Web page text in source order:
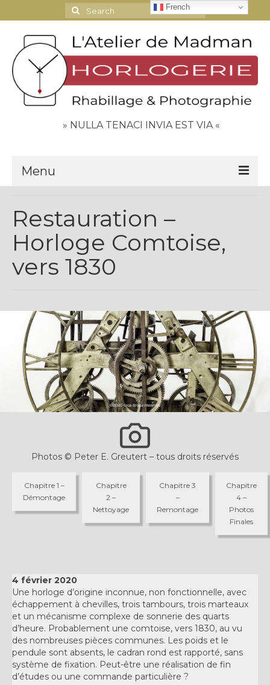
Search
for:
» NULLA TENACI INVIA EST VIA «
Menu
Contact
Espace Clients
Plus…
Marques Suisses du XXe siècle
Grands Horlogers
Abraham-Louis Breguet
Christian Gottfried Hahn
Jean-Antoine Lépine
Dossiers constructeur
Fabricants et poinçons
Exemple de tarifs manufacture
Outillage horloger
Témoignages
A Propos
Restauration –
Horloge Comtoise,
vers 1830
Photos © Peter E. Greutert – tous droits réservés
Chapitre 1 –
Démontage
Chapitre
2 –
Nettoyage
Chapitre 3
–
Remontage
Chapitre
4 –
Photos
Finales
4 février 2020
Une horloge d’origine inconnue, non fonctionnelle, avec
échappement à chevilles, trois tambours, trois marteaux
et un mécanisme complexe de sonnerie des quarts
d’heure. Probablement une comtoise, vers 1830, au vu
des nombreuses pièces communes. Les poids et le
pendule sont absents, le cadran rond est rapporté, sans
système de fixation. Peut-être une réalisation de fin
d’études ou une commande particulière ?
French